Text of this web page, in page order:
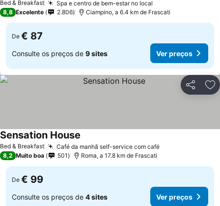
Bed & Breakfast Spa e centro de bem-estar no local
8,8 Excelente 2.806 Ciampino, a 6.4 km de Frascati
De € 87
Consulte os preços de 9 sites Ver preços
Partilhar
Bed & Breakfast Café da manhã self-service com caféVer preços
Sensation House
8,2 Muito boa 501 Roma, a 17.8 km de Frascati
De € 99
Consulte os preços de 4 sites Ver preços